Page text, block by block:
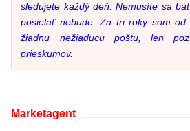
sledujete každý deň. Nemusíte sa
posielať nebude. Za tri roky som od
žiadnu nežiaducu poštu, len
prieskumov.
Marketagent